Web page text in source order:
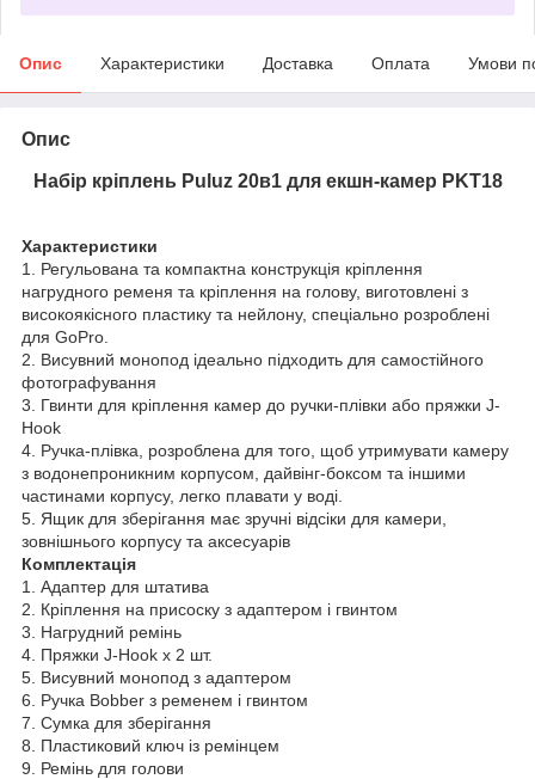
Опис Характеристики Доставка Оплата Умови
Опис
Набір кріплень Puluz 20в1 для екшн-камер PKT18
Характеристики
1. Регульована та компактна конструкція кріплення
нагрудного ременя та кріплення на голову, виготовлені з
високоякісного пластику та нейлону, спеціально розроблені
для GoPro.
2. Висувний монопод ідеально підходить для самостійного
фотографування
3. Гвинти для кріплення камер до ручки-плівки або пряжки J-
Hook
4. Ручка-плівка, розроблена для того, щоб утримувати камеру
з водонепроникним корпусом, дайвінг-боксом та іншими
частинами корпусу, легко плавати у воді.
5. Ящик для зберігання має зручні відсіки для камери,
зовнішнього корпусу та аксесуарів
Комплектація
1. Адаптер для штатива
2. Кріплення на присоску з адаптером і гвинтом
3. Нагрудний ремінь
4. Пряжки J-Hook x 2 шт.
5. Висувний монопод з адаптером
6. Ручка Bobber з ременем і гвинтом
7. Сумка для зберігання
8. Пластиковий ключ із ремінцем
9. Ремінь для голови